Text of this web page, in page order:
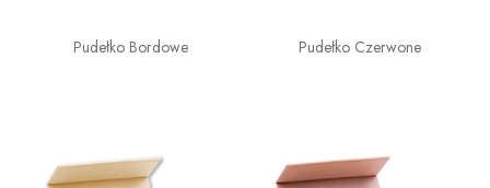
Pudełko Bordowe Pudełko Czerwone